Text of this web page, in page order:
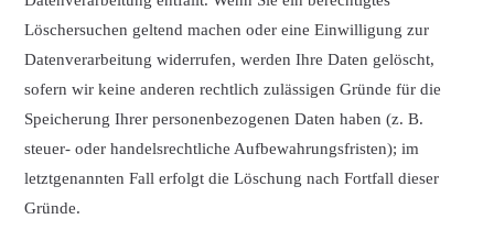
Löschersuchen geltend machen oder eine Einwilligung zur
Datenverarbeitung widerrufen, werden Ihre Daten gelöscht,
sofern wir keine anderen rechtlich zulässigen Gründe für die
Speicherung Ihrer personenbezogenen Daten haben (z. B.
steuer- oder handelsrechtliche Aufbewahrungsfristen); im
letztgenannten Fall erfolgt die Löschung nach Fortfall dieser
Gründe.